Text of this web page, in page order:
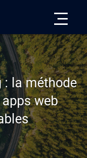
: la méthode
web